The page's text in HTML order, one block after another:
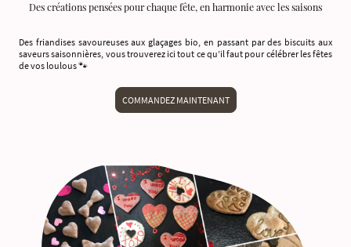
Des créations pensées pour chaque fête, en harmonie avec les saisons
Des friandises savoureuses auxglaçages bio, en passant par des biscuits aux
saveurs saisonnières , vous trouverez ici tout ce qu’il faut pour célébrer les fêtes
de vos loulous 🐾
COMMANDEZ MAINTENANT